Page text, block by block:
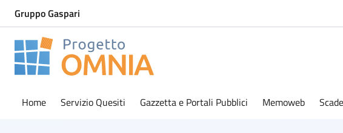
Gruppo Gaspari
Progetto Omnia
Home Servizio Quesiti Gazzetta e Portali Pubblici Memoweb